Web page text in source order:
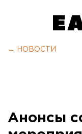
← НОВОСТИ
Анонсы